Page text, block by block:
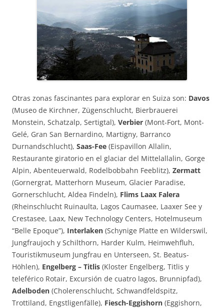
Otras zonas fascinantes para explorar en Suiza son: Davos
(Museo de Kirchner, Zügenschlucht, Bierbrauerei
Monstein, Schatzalp, Sertigtal), Verbier (Mont-Fort, Mont-
Gelé, Gran San Bernardino, Martigny, Barranco
Durnandschlucht), Saas-Fee (Eispavillon Allalin,
Restaurante giratorio en el glaciar del Mittelallalin, Gorge
Alpin, Abenteuerwald, Rodelbobbahn Feeblitz), Zermatt
(Gornergrat, Matterhorn Museum, Glacier Paradise,
Gornerschlucht, Aldea Findeln), Flims Laax Falera
(Rheinschlucht Ruinaulta, Lagos Caumasee, Laaxer See y
Crestasee, Laax, New Technology Centers, Hotelmuseum
“Belle Epoque”), Interlaken (Schynige Platte en Wilderswil,
Jungfraujoch y Schilthorn, Harder Kulm, Heimwehfluh,
Touristikmuseum Jungfrau en Unterseen, St. Beatus-
Höhlen), Engelberg – Titlis (Kloster Engelberg, Titlis y
teleférico Rotair, Excursión de cuatro lagos, Brunnipfad),
Adelboden (Cholerenschlucht, Schwandfeldspitz,
Trottiland, Engstligenfälle), Fiesch-Eggishorn (Eggishorn,